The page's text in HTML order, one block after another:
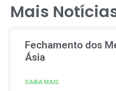
Mais
Fechamento dos
Ásia
SAIBA MAIS